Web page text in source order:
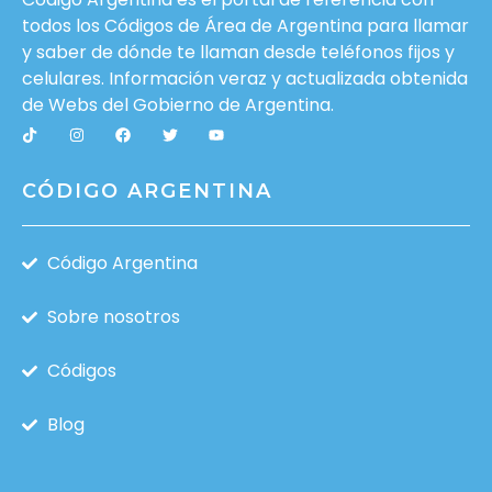
todos los Códigos de Área de Argentina para llamar
y saber de dónde te llaman desde teléfonos fijos y
celulares. Información veraz y actualizada obtenida
de Webs delGobierno de Argentina.
CÓDIGO ARGENTINA
Código Argentina
Sobre nosotros
Códigos
Blog